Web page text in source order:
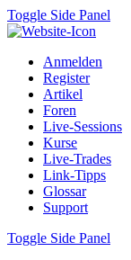
Toggle Side Panel
Anmelden
Register
Artikel
Foren
Live-Sessions
Kurse
Live-Trades
Link-Tipps
Glossar
Support
Toggle Side Panel